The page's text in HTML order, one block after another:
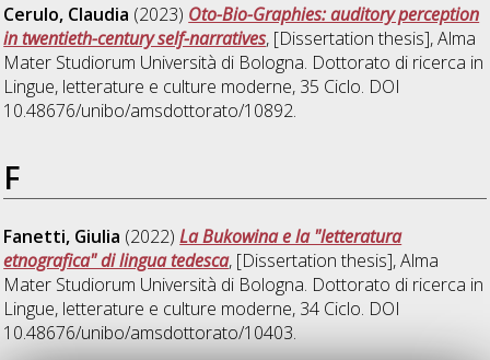
Cerulo, Claudia (2023) Oto-Bio-Graphies: auditory perception
in twentieth-century self-narratives, [Dissertation thesis], Alma
Mater Studiorum Università di Bologna. Dottorato di ricerca in
Lingue, letterature e culture moderne, 35 Ciclo. DOI
10.48676/unibo/amsdottorato/10892.
F
Fanetti, Giulia (2022)La Bukowina e la "letteratura
etnografica" di lingua tedesca, [Dissertation thesis], Alma
Mater Studiorum Università di Bologna. Dottorato di ricerca in
Lingue, letterature e culture moderne, 34 Ciclo. DOI
10.48676/unibo/amsdottorato/10403.